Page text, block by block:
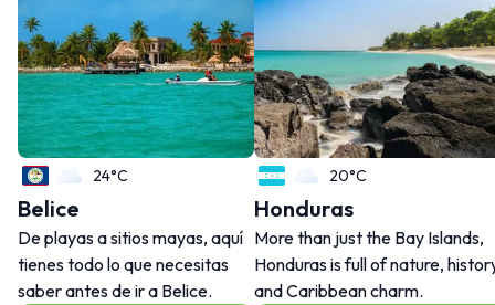
24°C
Belice
De playas a sitios mayas, aquí
tienes todo lo que necesitas
saber antes de ir a Belice.
20°C
Honduras
More than just the Bay Islands,
Honduras is full of nature,
and Caribbean charm.